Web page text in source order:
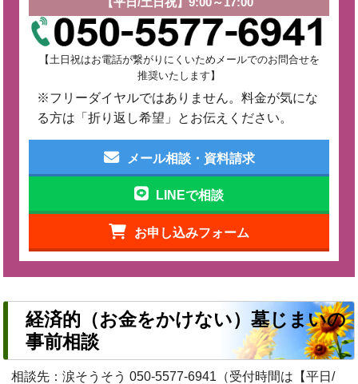
【土日祝はお電話が繋がりにくいためメールでのお問合せを
推奨いたします】
※フリーダイヤルではありません。料金が気にな
る方は「折り返し希望」とお伝えください。
メール相談・資料請求
LINEで相談
お申し込みフォーム
経済的（お金をかけない）墓じまいの
事前相談
相談先：涙そうそう050-5577-6941 （受付時間は【平日/